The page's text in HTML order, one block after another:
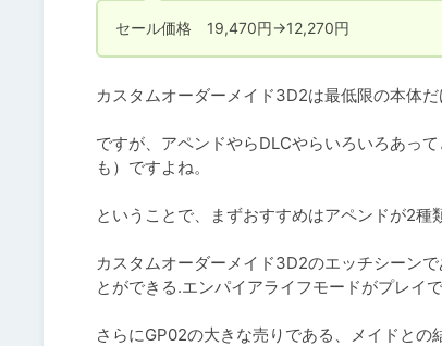
セール価格　19,470円→12,270円
カスタムオーダーメイド3D2は最低限の本体
ですが、アペンドやらDLCやらいろいろあっ
も）ですよね。
ということで、まずおすすめはアペンドが2種
カスタムオーダーメイド3D2のエッチシーン
とができる.エンパイアライフモードがプレイ
さらにGP02の大きな売りである、メイドとの